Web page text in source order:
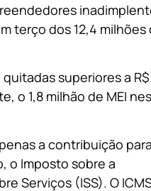
terço dos 12,4 milhões
superiores a R$
o 1,8 milhão de MEI
a contribuição
o Imposto sobre a
Serviços (ISS). O